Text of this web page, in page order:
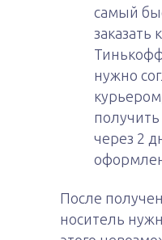
самый
заказать
нужно
через 2
После
носитель